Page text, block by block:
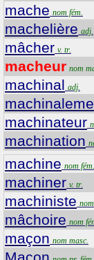
mache nom fém.
machelière adj.
mâcher v. tr.
macheur nom
machinal adj.
machinateur
machination
machine nom fém.
machiner v. tr.
machiniste
mâchoire nom
maçon nom masc.